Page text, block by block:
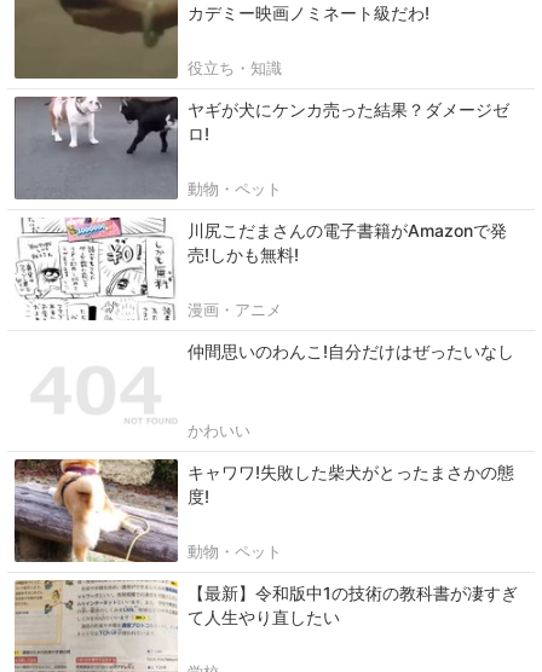
カデミー映画ノミネート級だわ!
役立ち・知識
ヤギが犬にケンカ売った結果？ダメージゼ
ロ!
動物・ペット
川尻こだまさんの電子書籍がAmazonで発
売!しかも無料!
漫画・アニメ
仲間思いのわんこ!自分だけはぜったいなし
かわいい
キャワワ!失敗した柴犬がとったまさかの態
度!
動物・ペット
【最新】令和版中1の技術の教科書が凄すぎ
て人生やり直したい